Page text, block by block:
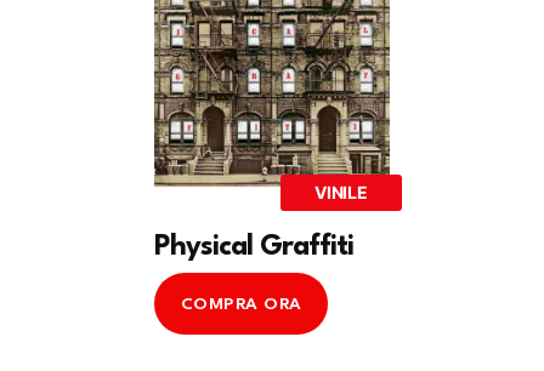
VINILE
Physical Graffiti
COMPRA ORA